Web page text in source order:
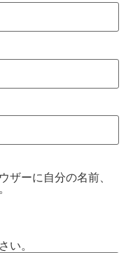
ザーに自分の名前、
い。